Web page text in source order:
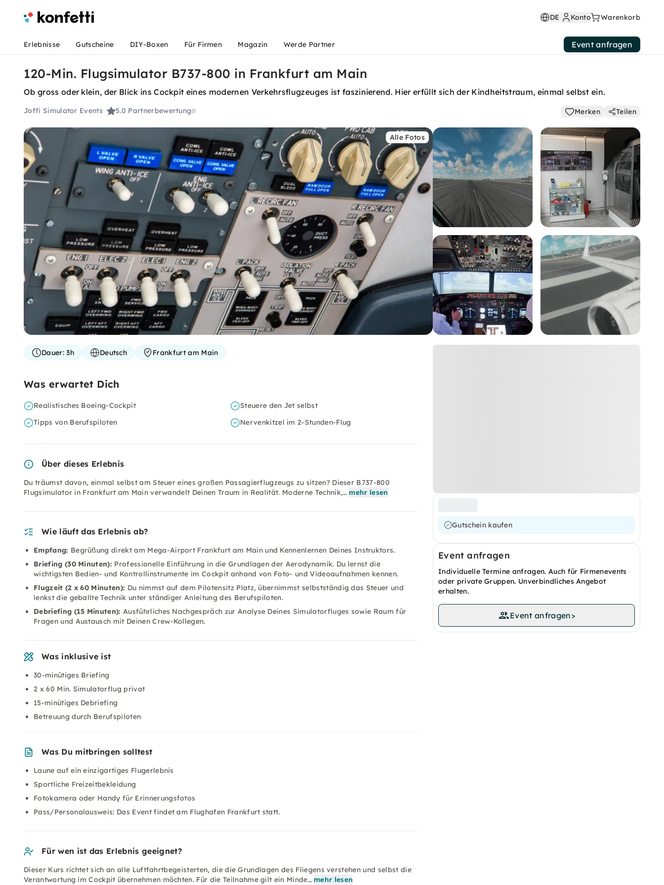
DE Konto Warenkorb
Erlebnisse Gutscheine DIY-Boxen Für Firmen Magazin Werde Partner Event anfragen
120-Min. Flugsimulator B737-800 in Frankfurt am Main
Ob gross oder klein, der Blick ins Cockpit eines modernen Verkehrsflugzeuges ist faszinierend. Hier erfüllt sich der Kindheitstraum, einmal selbst ein.
Joffi Simulator Events 5.0 Partnerbewertung Merken Teilen
Alle Fotos
Gutschein kaufen
Event anfragen
Individuelle Termine anfragen. Auch für Firmenevents
oder private Gruppen. Unverbindliches Angebot
erhalten.
Event anfragen>
Dauer:3h Deutsch Frankfurt am Main
Was erwartet Dich
Realistisches Boeing-Cockpit
Steuere den Jet selbst
Tipps von Berufspiloten
Nervenkitzel im 2-Stunden-Flug
Über dieses Erlebnis
Du träumst davon, einmal selbst am Steuer eines großen Passagierflugzeugs zu sitzen? Dieser B737-800
Flugsimulator in Frankfurt am Main verwandelt Deinen Traum in Realität. Moderne Technik,… mehr lesen
Wie läuft das Erlebnis ab?
Empfang: Begrüßung direkt am Mega-Airport Frankfurt am Main und Kennenlernen Deines Instruktors.
Briefing (30 Minuten): Professionelle Einführung in die Grundlagen der Aerodynamik. Du lernst die
wichtigsten Bedien- und Kontrollinstrumente im Cockpit anhand von Foto- und Videoaufnahmen kennen.
Flugzeit (2 x 60 Minuten): Du nimmst auf dem Pilotensitz Platz, übernimmst selbstständig das Steuer und
lenkst die geballte Technik unter ständiger Anleitung des Berufspiloten.
Debriefing (15 Minuten): Ausführliches Nachgespräch zur Analyse Deines Simulatorfluges sowie Raum für
Fragen und Austausch mit Deinen Crew-Kollegen.
Was inklusive ist
30-minütiges Briefing
2 x 60 Min. Simulatorflug privat
15-minütiges Debriefing
Betreuung durch Berufspiloten
Was Du mitbringen solltest
Laune auf ein einzigartiges Flugerlebnis
Sportliche Freizeitbekleidung
Fotokamera oder Handy für Erinnerungsfotos
Pass/Personalausweis: Das Event findet am Flughafen Frankfurt statt.
Für wen ist das Erlebnis geeignet?
Dieser Kurs richtet sich an alle Luftfahrtbegeisterten, die die Grundlagen des Fliegens verstehen und selbst die
Verantwortung im Cockpit übernehmen möchten. Für die Teilnahme gilt ein Minde… mehr lesen